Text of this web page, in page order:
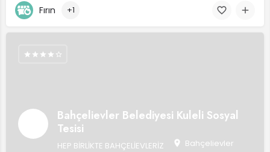
Fırın +1
Bahçelievler Belediyesi Kuleli Sosyal
Tesisi
HEP BİRLİKTE BAHÇELİEVLERİZ Bahçelievler